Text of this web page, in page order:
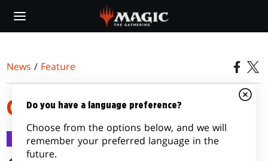
main
News / Feature
GATECRASH MECHANICS
Feature 2012-12-31
Do you have a language preference?
Choose from the options below, and we will
remember your preferred language in the
future.